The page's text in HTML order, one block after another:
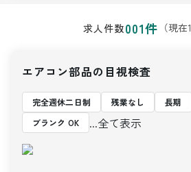
求人件数001件 （現在1
エアコン部品の目視検査
完全週休二日制 残業なし 長期
ブランク OK
...全て表示